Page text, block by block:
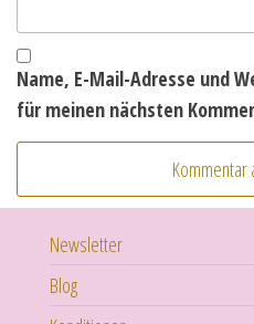
Name, E-Mail-Adresse und
für meinen nächsten
Newsletter
Blog